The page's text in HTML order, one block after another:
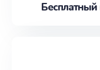
Бесплатный